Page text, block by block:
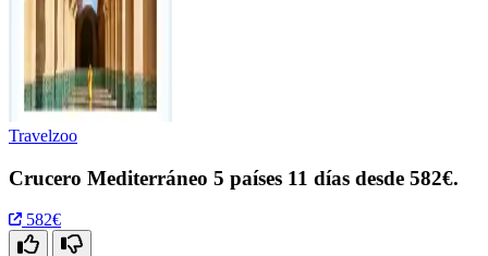
Travelzoo
Crucero Mediterráneo 5 países 11 días desde 582€.
582€